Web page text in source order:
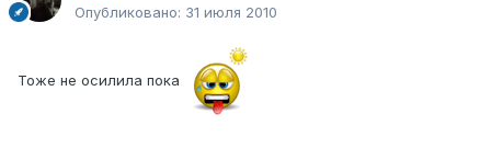
Опубликовано: 31 июля 2010
Тоже не осилила пока